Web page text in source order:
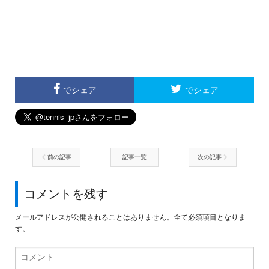
でシェア でシェア
前の記事 記事一覧 次の記事
コメントを残す
メールアドレスが公開されることはありません。全て必須項目となりま
す。